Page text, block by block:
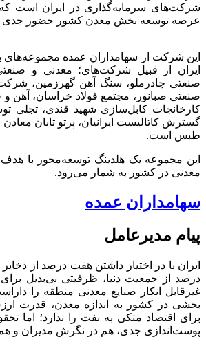
شرکت‌های سرمایه‌گذاری در ایران است
عرصه توسعه بخش معدن کشور حضور جدی
این شرکت از سهامداران عمده مجموعه‌های
ایران از قبیل شرکت‌های؛ معدنی و
صنعتی چادرملو، سنگ آهن گهرزمین،
صنعتی صبانور، مجتمع فولاد خراسان، آهن و
کارخانجات کابل‌سازی شهید قندی، تجلی
گسترش کاتالیست ایرانیان، پرتو تابان
طبس است.
این مجموعه یک هلدینگ توسعه‌محور با هدف
معدنی در کشور به شمار می‌رود.
سهامداران عمده
پیام مدیرعامل
ایران با در اختیار داشتن هفت درصد از
درصد از جمعیت دنیا، ظرفیتی بی‌بدیل
غیرقابل انکار صنایع معدنی منطقه را
بخشی در کشور به اندازه معدن، قدرت
برای اقتصاد متکی به نفت را ندارد؛ اما
پوست‌اندازی جدی، هم در نگرش مدیران و